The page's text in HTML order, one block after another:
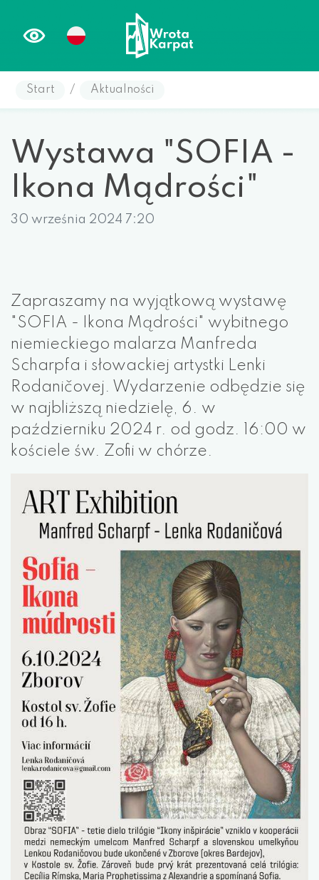
Start / Aktualności
Wystawa "SOFIA -
Ikona Mądrości"
30 września 2024 7:20
Zapraszamy na wyjątkową wystawę
"SOFIA - Ikona Mądrości" wybitnego
niemieckiego malarza Manfreda
Scharpfa i słowackiej artystki Lenki
Rodaničovej. Wydarzenie odbędzie się
w najbliższą niedzielę, 6. w
październiku 2024 r. od godz. 16:00 w
kościele św. Zofii w chórze.